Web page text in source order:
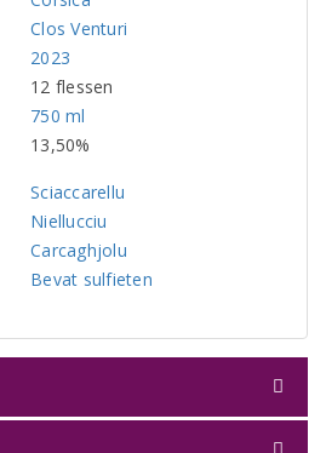
Clos Venturi
2023
12 flessen
750 ml
13,50%
Sciaccarellu
Niellucciu
Carcaghjolu
Bevat sulfieten